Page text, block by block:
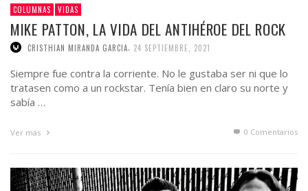
COLUMNAS VIDAS
MIKE PATTON, LA VIDA DEL ANTIHÉROE DEL ROCK
CRISTHIAN MIRANDA GARCIA 24 SEPTIEMBRE, 2021
Siempre fue contra la corriente. No le gustaba ser ni que lo
tratasen como a un rockstar. Tenía bien en claro su norte y
sabía …
Ver más 0 Comentarios